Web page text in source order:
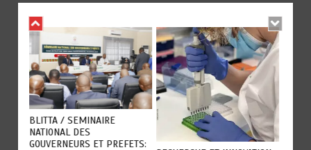
BLITTA / SEMINAIRE
NATIONAL DES
GOUVERNEURS ET PREFETS: